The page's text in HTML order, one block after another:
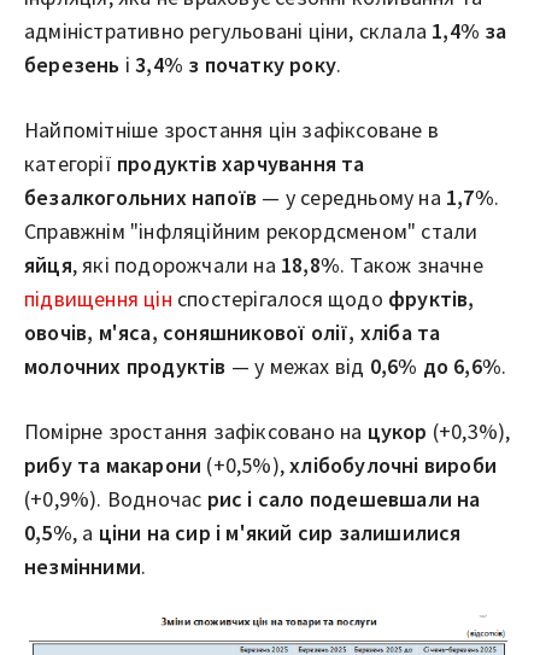
адміністративно регульовані ціни, склала 1,4% за
березень і3,4% з початку року.
Найпомітніше зростання цін зафіксоване в
категорії продуктів харчування та
безалкогольних напоїв — у середньому на 1,7%.
Справжнім "інфляційним рекордсменом" стали
яйця, які подорожчали на 18,8%. Також значне
підвищення цін спостерігалося щодо фруктів,
овочів, м'яса, соняшникової олії, хліба та
молочних продуктів — у межах від 0,6% до 6,6%.
Помірне зростання зафіксовано на цукор (+0,3%),
рибу та макарони (+0,5%),хлібобулочні вироби
(+0,9%). Водночас рис і сало подешевшали на
0,5%, а ціни на сир і м'який сир залишилися
незмінними.